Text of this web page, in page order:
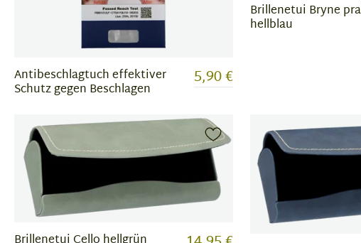
Antibeschlagtuch effektiver
Schutz gegen Beschlagen 5,90 €
Brillenetui Bryne
hellblau